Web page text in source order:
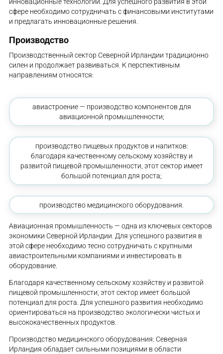
инновационные технологии. Для успешного развития в этой
сфере необходимо сотрудничать с финансовыми институтами
и предлагать инновационные решения.
Производство
Производственный сектор Северной Ирландии традиционно
силен и продолжает развиваться. К перспективным
направлениям относятся:
авиастроение — производство компонентов для
авиационной промышленности;
производство пищевых продуктов и напитков:
благодаря качественному сельскому хозяйству и
развитой пищевой промышленности, этот сектор имеет
большой потенциал для роста;
производство медицинского оборудования.
Авиационная промышленность — одна из ключевых секторов
экономики Северной Ирландии. Для успешного развития в
этой сфере необходимо тесно сотрудничать с крупными
авиастроительными компаниями и инвестировать в
оборудование.
Благодаря качественному сельскому хозяйству и развитой
пищевой промышленности, этот сектор имеет большой
потенциал для роста. Для успешного развития необходимо
ориентироваться на производство экологически чистых и
высококачественных продуктов.
Производство медицинского оборудования: Северная
Ирландия обладает сильными позициями в области